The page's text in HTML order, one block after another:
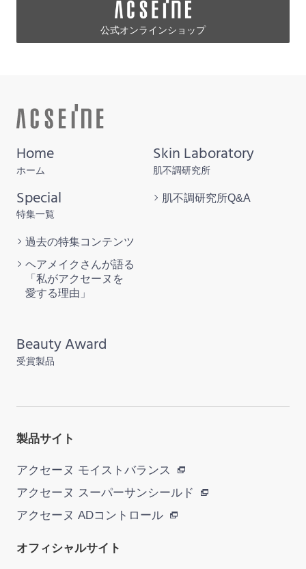
公式オンラインショップ
Home
ホーム
Special
特集一覧
過去の特集コンテンツ
ヘアメイクさんが語る
「私がアクセーヌを
愛する理由」
Skin Laboratory
肌不調研究所
肌不調研究所Q&A
Beauty Award
受賞製品
製品サイト
アクセーヌ モイストバランス
アクセーヌ スーパーサンシールド
アクセーヌ ADコントロール
オフィシャルサイト